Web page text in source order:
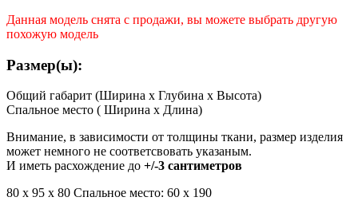
Данная модель снята с продажи, вы можете выбрать другую
похожую модель
Размер(ы):
Общий габарит (Ширина x Глубина x Высота)
Спальное место ( Ширина x Длина)
Внимание, в зависимости от толщины ткани, размер изделия
может немного не соответсвовать указаным.
И иметь расхождение до +/-3 сантиметров
80 х 95 х 80 Спальное место: 60 х 190